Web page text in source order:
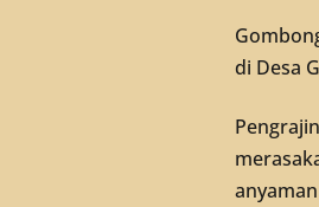
di Desa